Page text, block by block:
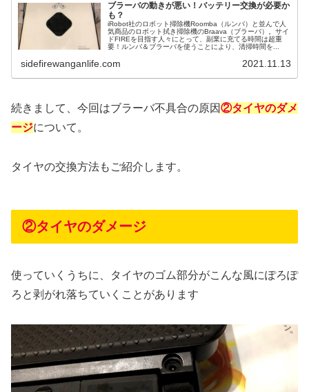
ブラーバの動きが悪い！バッテリー交換が必要か
も？
iRobot社のロボット掃除機Roomba（ルンバ）と並んで人
気商品のロボット拭き掃除機のBraava（ブラーバ）。サイ
ドFIREを目指す人々にとって、副業に充てる時間は超重
要！ルンバ＆ブラーバを使うことにより、清掃時間を...
sidefirewanganlife.com 2021.11.13
続きまして、今回はブラーバ不具合の原因②タイヤのダメ
ージについて。
タイヤの交換方法もご紹介します。
②タイヤのダメージ
使っていくうちに、タイヤのゴム部分がこんな風にぽろぽ
ろと剥がれ落ちていくことがあります